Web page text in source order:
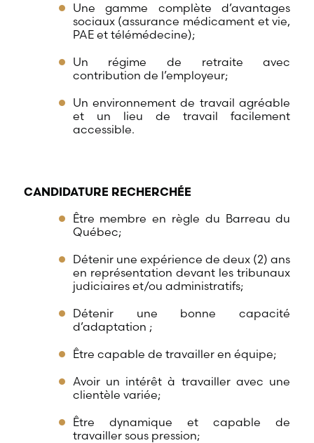
Une gamme complète d’avantages
sociaux (assurance médicament et vie,
PAE et télémédecine);
Un régime de retraite avec
contribution de l’employeur;
Un environnement de travail agréable
et un lieu de travail facilement
accessible.
CANDIDATURE RECHERCHÉE
Être membre en règle du Barreau du
Québec;
Détenir une expérience de deux (2) ans
en représentation devant les tribunaux
judiciaires et/ou administratifs;
Détenir une bonne capacité
d’adaptation ;
Être capable de travailler en équipe;
Avoir un intérêt à travailler avec une
clientèle variée;
Être dynamique et capable de
travailler sous pression;